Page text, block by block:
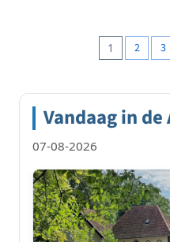
Berichten
1 2 3
Vandaag in
07-08-2026